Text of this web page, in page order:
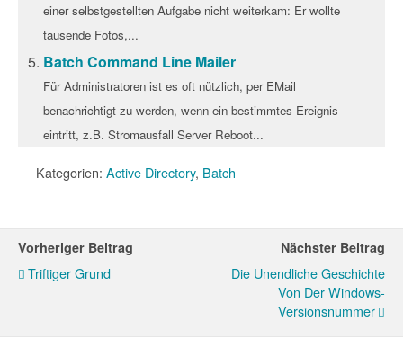
einer selbstgestellten Aufgabe nicht weiterkam: Er wollte
tausende Fotos,...
Batch Command Line Mailer
Für Administratoren ist es oft nützlich, per EMail
benachrichtigt zu werden, wenn ein bestimmtes Ereignis
eintritt, z.B. Stromausfall Server Reboot...
Kategorien: Active Directory, Batch
Vorheriger Beitrag
Triftiger Grund
Nächster Beitrag
Die Unendliche Geschichte
Von Der Windows-
Versionsnummer